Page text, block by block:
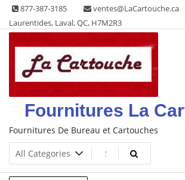
Skip
content
877-387-3185 ventes@LaCartouche.ca
Laurentides, Laval, QC, H7M2R3
Fournitures La
Fournitures De Bureau et Cartouches